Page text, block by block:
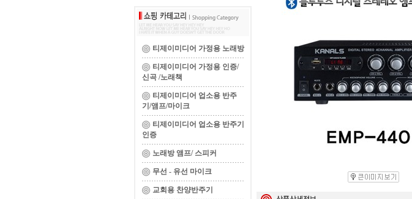
티제이미디어 가정용 노래방
티제이미디어 가정용 인증/
신곡 /노래책
티제이미디어 업소용 반주
기/앰프/마이크
티제이미디어 업소용 반주기
인증
노래방 앰프/ 스피커
무선 - 유선 마이크
교회용 찬양반주기